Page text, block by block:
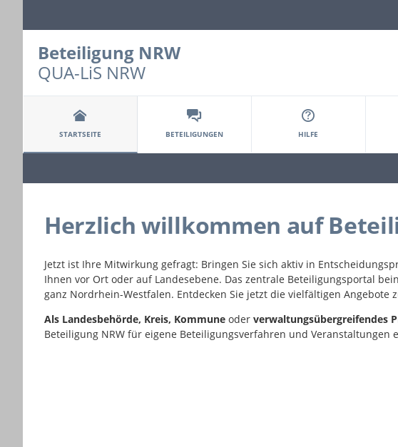
Beteiligung NRW
QUA-LiS NRW
STARTSEITE BETEILIGUNGEN HILFE
Herzlich willkommen auf
Jetzt ist Ihre Mitwirkung gefragt: Bringen Sie sich aktiv in
Ihnen vor Ort oder auf Landesebene. Das zentrale Beteiligungsportal
ganz Nordrhein-Westfalen. Entdecken Sie jetzt die vielfältigen Angebote
Als Landesbehörde, Kreis, Kommune oder verwaltungsübergreifendes
Beteiligung NRW für eigene Beteiligungsverfahren und Veranstaltungen